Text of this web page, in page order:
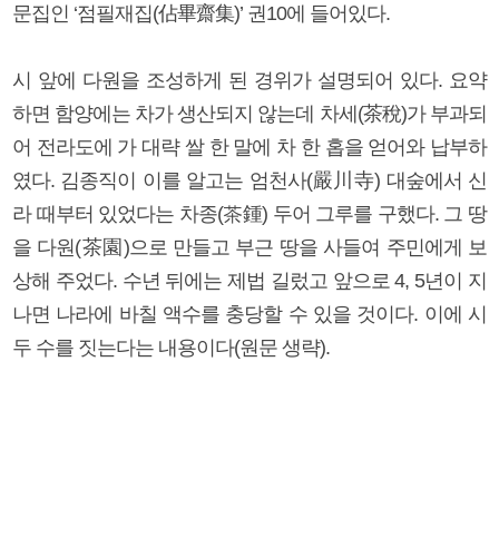
문집인 ‘점필재집(佔畢齋集)’ 권10에 들어있다.
시 앞에 다원을 조성하게 된 경위가 설명되어 있다. 요약
하면 함양에는 차가 생산되지 않는데 차세(茶稅)가 부과되
어 전라도에 가 대략 쌀 한 말에 차 한 홉을 얻어와 납부하
였다. 김종직이 이를 알고는 엄천사(嚴川寺) 대숲에서 신
라 때부터 있었다는 차종(茶鍾) 두어 그루를 구했다. 그 땅
을 다원(茶園)으로 만들고 부근 땅을 사들여 주민에게 보
상해 주었다. 수년 뒤에는 제법 길렀고 앞으로 4, 5년이 지
나면 나라에 바칠 액수를 충당할 수 있을 것이다. 이에 시
두 수를 짓는다는 내용이다(원문 생략).